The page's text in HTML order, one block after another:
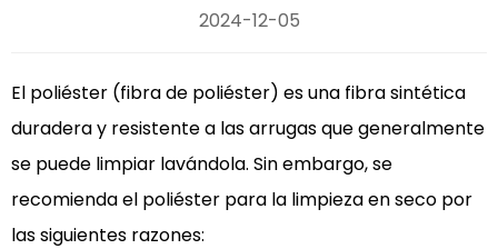
2024-12-05
El poliéster (fibra de poliéster) es una fibra sintética
duradera y resistente a las arrugas que generalmente
se puede limpiar lavándola. Sin embargo, se
recomienda el poliéster para la limpieza en seco por
las siguientes razones: